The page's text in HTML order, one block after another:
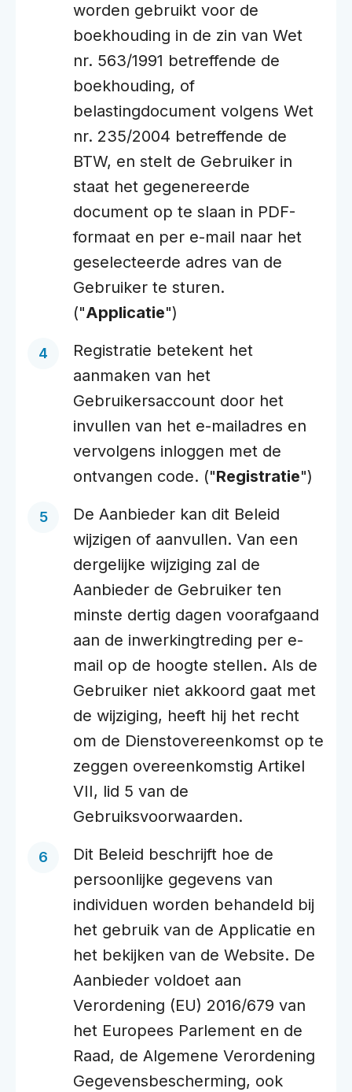
worden gebruikt voor de
boekhouding in de zin van Wet
nr. 563/1991 betreffende de
boekhouding, of
belastingdocument volgens Wet
nr. 235/2004 betreffende de
BTW, en stelt de Gebruiker in
staat het gegenereerde
document op te slaan in PDF-
formaat en per e-mail naar het
geselecteerde adres van de
Gebruiker te sturen.
("Applicatie")
Registratie betekent het
aanmaken van het
Gebruikersaccount door het
invullen van het e-mailadres en
vervolgens inloggen met de
ontvangen code. ("Registratie")
De Aanbieder kan dit Beleid
wijzigen of aanvullen. Van een
dergelijke wijziging zal de
Aanbieder de Gebruiker ten
minste dertig dagen voorafgaand
aan de inwerkingtreding per e-
mail op de hoogte stellen. Als de
Gebruiker niet akkoord gaat met
de wijziging, heeft hij het recht
om de Dienstovereenkomst op te
zeggen overeenkomstig Artikel
VII, lid 5 van de
Gebruiksvoorwaarden.
Dit Beleid beschrijft hoe de
persoonlijke gegevens van
individuen worden behandeld bij
het gebruik van de Applicatie en
het bekijken van de Website. De
Aanbieder voldoet aan
Verordening (EU) 2016/679 van
het Europees Parlement en de
Raad, de Algemene Verordening
Gegevensbescherming, ook